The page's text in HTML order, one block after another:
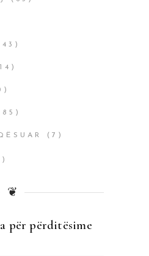
(7)
❦
për përditësime